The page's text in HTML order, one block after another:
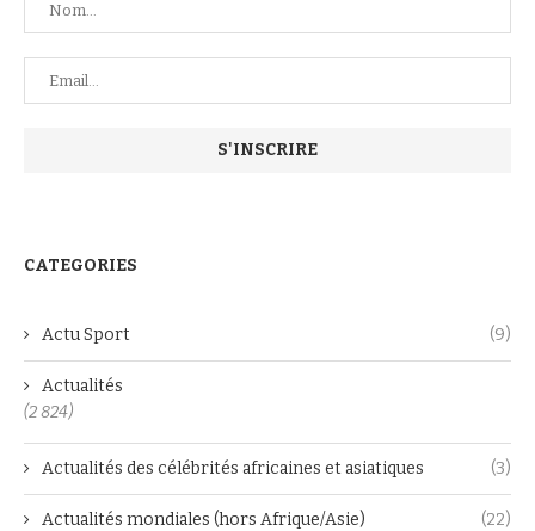
CATEGORIES
Actu Sport (9)
Actualités
(2 824)
Actualités des célébrités africaines et asiatiques (3)
Actualités mondiales (hors Afrique/Asie) (22)